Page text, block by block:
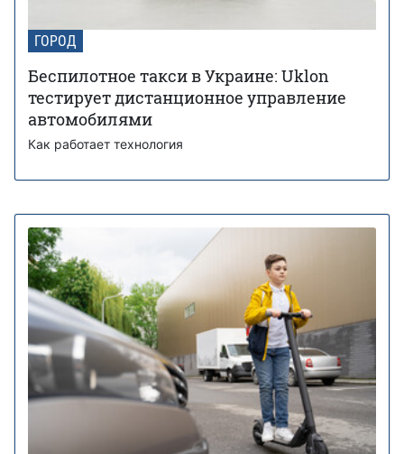
ГОРОД
Беспилотное такси в Украине: Uklon
тестирует дистанционное управление
автомобилями
Как работает технология